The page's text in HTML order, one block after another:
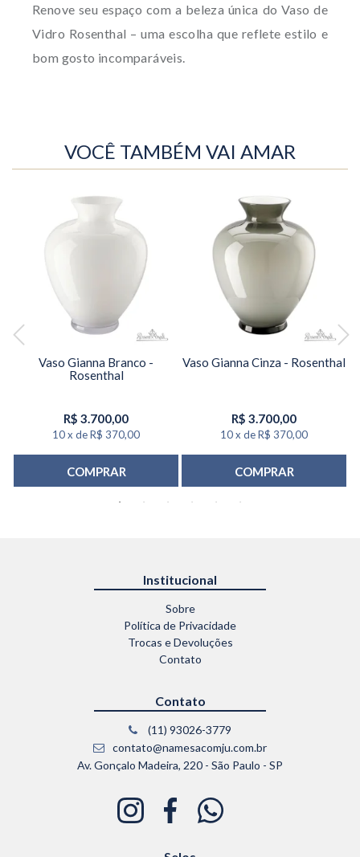
Renove seu espaço com a beleza única do Vaso de
Vidro Rosenthal – uma escolha que reflete estilo e
bom gosto incomparáveis.
VOCÊ TAMBÉM VAI AMAR
Vaso Gianna Branco -
Rosenthal
R$ 3.700,00
10x deR$ 370,00
COMPRAR
Vaso Gianna Cinza - Rosenthal
R$ 3.700,00
10x deR$ 370,00
COMPRAR
Institucional
Sobre
Política de Privacidade
Trocas e Devoluções
Contato
Contato
(11) 93026-3779
contato@namesacomju.com.br
Av. Gonçalo Madeira, 220 - São Paulo - SP